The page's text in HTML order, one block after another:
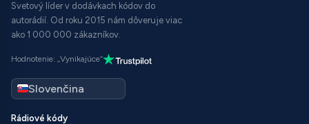
Svetový líder v dodávkach kódov do
autorádií. Od roku 2015 nám dôveruje viac
ako 1 000 000 zákazníkov.
Hodnotenie: „Vynikajúce“
Rádiové kódy